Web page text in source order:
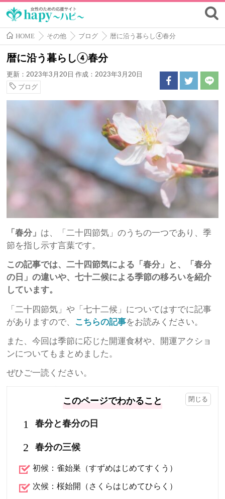
HOME その他 ブログ 暦に沿う暮らし④春分
暦に沿う暮らし④春分
更新：2023年3月20日 作成：2023年3月20日
ブログ
「春分」 は、「二十四節気」のうちの一つであり、季
節を指し示す言葉です。
この記事では、二十四節気による「春分」と、「春分
の日」の違いや、七十二候による季節の移ろいを紹介
しています。
「二十四節気」や「七十二候」についてはすでに記事
がありますので、 こちらの記事をお読みください。
また、今回は季節に応じた開運食材や、開運アクショ
ンについてもまとめました。
ぜひご一読ください。
このページでわかること
1 春分と春分の日
2 春分の三候
初候：雀始巣（すずめはじめてすくう）
次候：桜始開（さくらはじめてひらく）